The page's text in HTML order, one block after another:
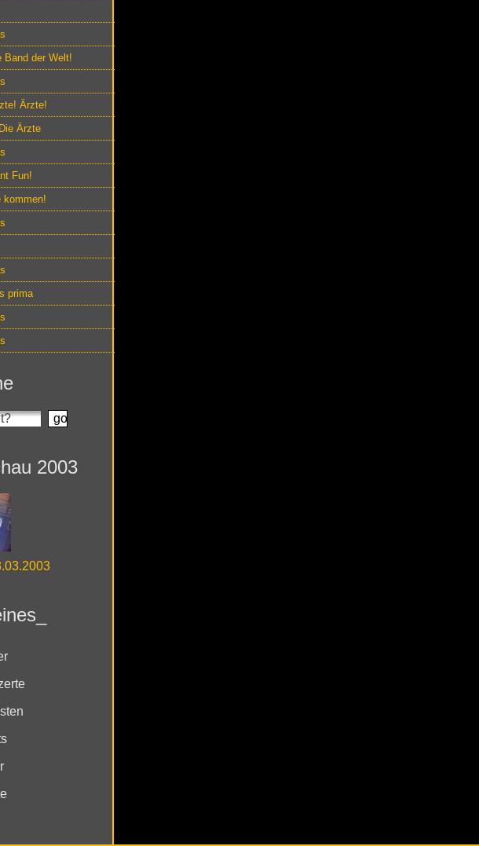
Band der Welt!
Ärzte!
Ärzte
Fun!
kommen!
prima
2003